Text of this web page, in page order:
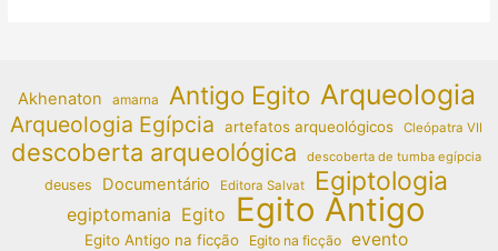
Akhenaton amarna Antigo Egito Arqueologia
Arqueologia Egípcia artefatos arqueológicos Cleópatra VII
descoberta arqueológica descoberta de tumba egípcia
deuses Documentário Editora Salvat Egiptologia
egiptomania Egito Egito Antigo
Egito Antigo na ficção Egito na ficção evento